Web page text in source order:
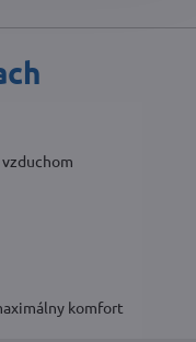
komfort